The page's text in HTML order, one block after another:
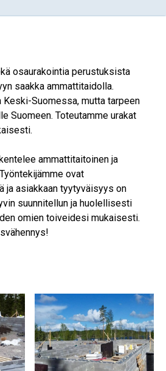
osaurakointia perustuksista
saakka ammattitaidolla.
Suomessa, mutta tarpeen
Suomeen. Toteutamme urakat
ammattitaitoinen ja
ovat
ja asiakkaan tyytyväisyys on
suunnitellun ja huolellisesti
omien toiveidesi mukaisesti.